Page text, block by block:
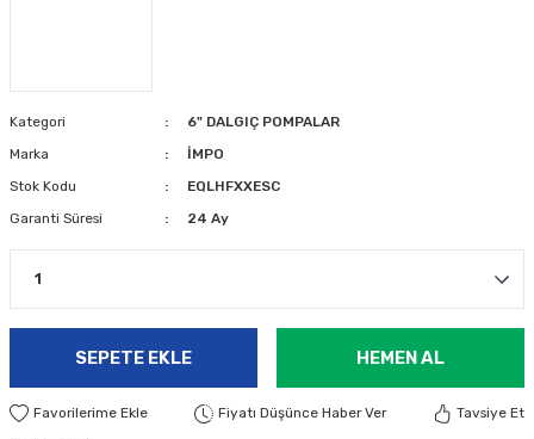
Kategori
6" DALGIÇ POMPALAR
Marka
İMPO
Stok Kodu
EQLHFXXESC
Garanti Süresi
24 Ay
SEPETE EKLE HEMEN AL
Fiyatı Düşünce Haber Ver Tavsiye Et